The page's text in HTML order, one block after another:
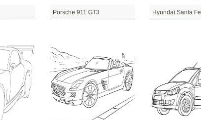
Porsche 911 GT3 Hyundai Santa Fe